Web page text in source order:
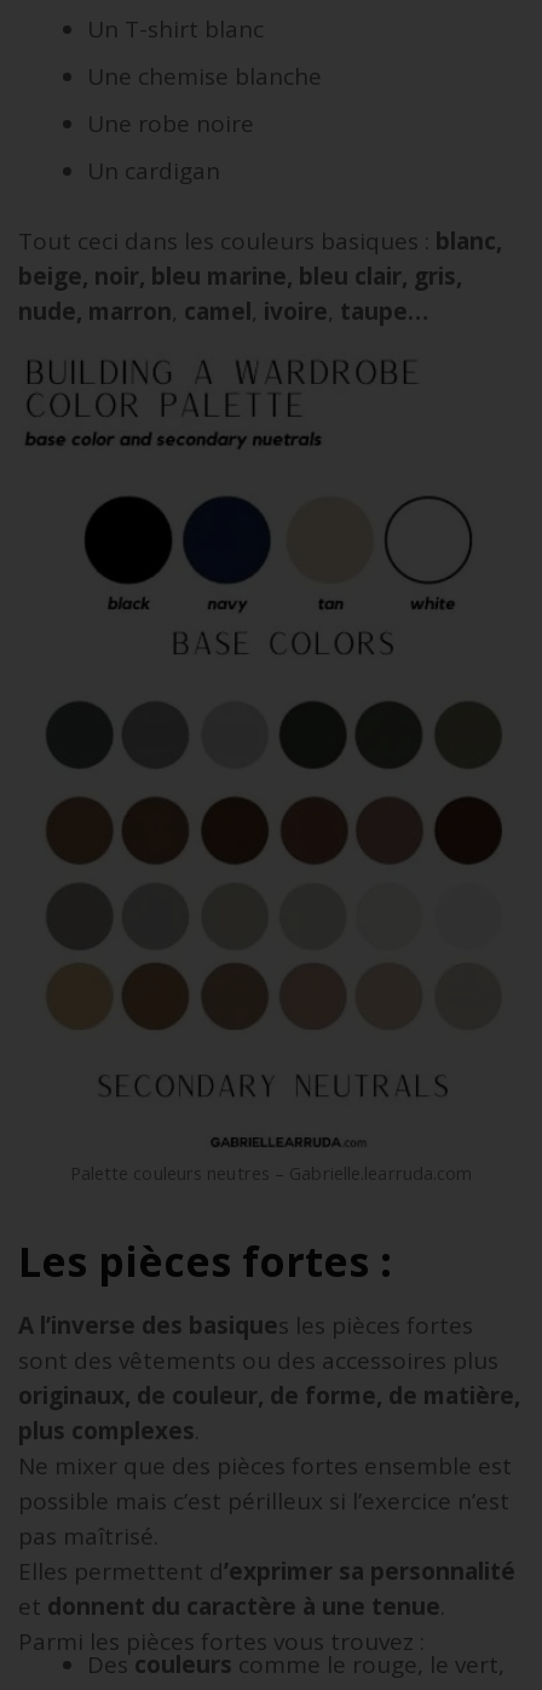
Un T-shirt blanc
Une chemise blanche
Une robe noire
Un cardigan
Tout ceci dans les couleurs basiques : blanc,
beige, noir, bleu marine, bleu clair, gris,
nude, marron, camel, ivoire, taupe…
Palette couleurs neutres – Gabrielle.learruda.com
Les pièces fortes :
A l’inverse des basiques les pièces fortes
sont des vêtements ou des accessoires plus
originaux, de couleur, de forme, de matière,
plus complexes.
Ne mixer que des pièces fortes ensemble est
possible mais c’est périlleux si l’exercice n’est
pas maîtrisé.
Elles permettent d’exprimer sa personnalité
et donnent du caractère à une tenue.
Parmi les pièces fortes vous trouvez :
Descouleurs comme le rouge, le vert,